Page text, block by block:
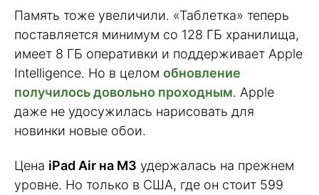
Память тоже увеличили. «Таблетка» теперь
поставляется минимум со 128 ГБ хранилища,
имеет 8 ГБ оперативки и поддерживает Apple
Intelligence. Но в целом обновление
получилось довольно проходным. Apple
даже не удосужилась нарисовать для
новинки новые обои.
Цена iPad Air на M3 удержалась на прежнем
уровне. Но только в США, где он стоит 599